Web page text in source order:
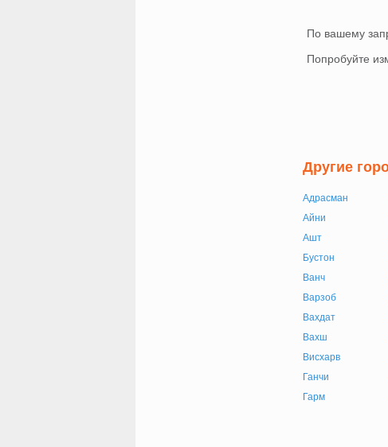
По вашему
Попробуйте
Другие
Адрасман
Айни
Ашт
Бустон
Ванч
Варзоб
Вахдат
Вахш
Висхарв
Ганчи
Гарм